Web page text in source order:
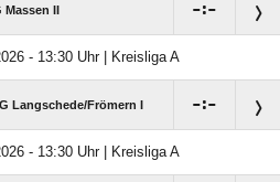
Massen II :
- 13:30 Uhr | Kreisliga A
Langschede/​Frömern I :
- 13:30 Uhr | Kreisliga A